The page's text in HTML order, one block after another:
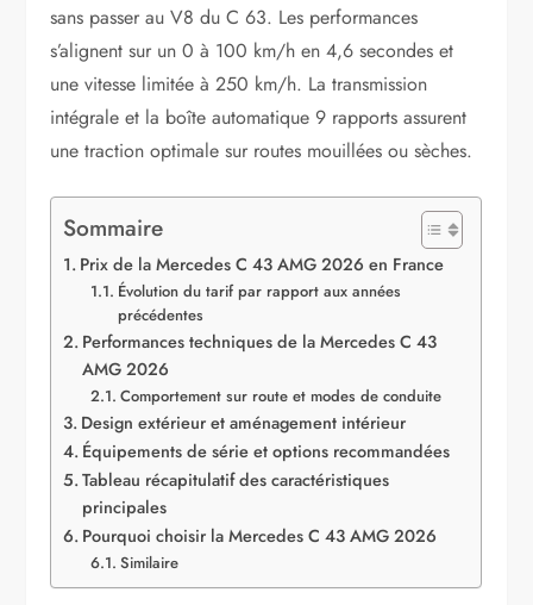
sans passer au V8 du C 63. Les performances
s’alignent sur un 0 à 100 km/h en 4,6 secondes et
une vitesse limitée à 250 km/h. La transmission
intégrale et la boîte automatique 9 rapports assurent
une traction optimale sur routes mouillées ou sèches.
Sommaire
Prix de la Mercedes C 43 AMG 2026 en France
Évolution du tarif par rapport aux années
précédentes
Performances techniques de la Mercedes C 43
AMG 2026
Comportement sur route et modes de conduite
Design extérieur et aménagement intérieur
Équipements de série et options recommandées
Tableau récapitulatif des caractéristiques
principales
Pourquoi choisir la Mercedes C 43 AMG 2026
Similaire